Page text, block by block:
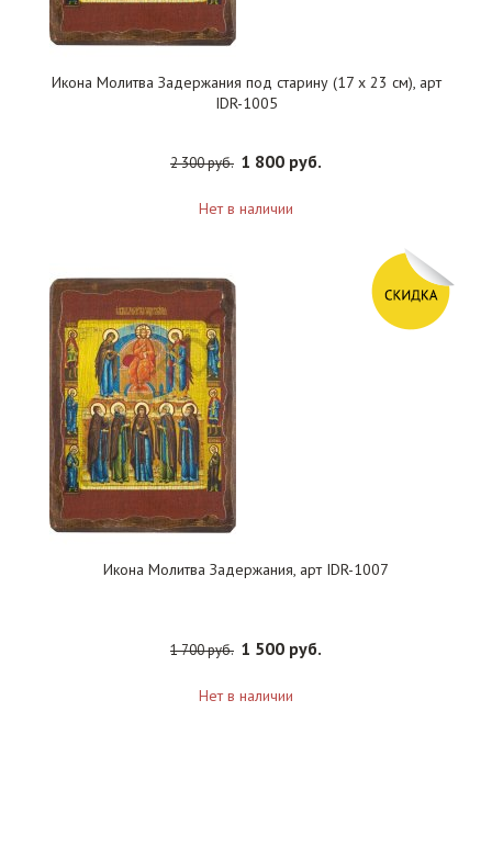
Икона Молитва Задержания под старину (17 х 23 см), арт
IDR-1005
2 300 руб. 1 800 руб.
Нет в наличии
Икона Молитва Задержания, арт IDR-1007
1 700 руб. 1 500 руб.
Нет в наличии